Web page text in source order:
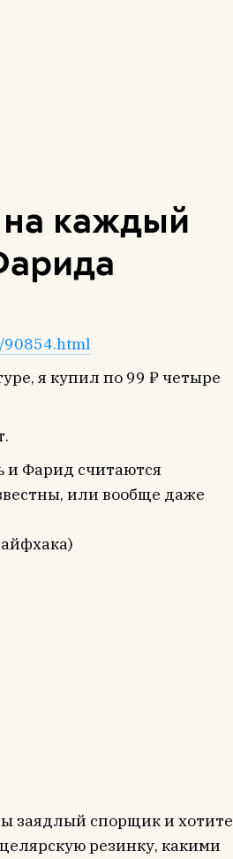
каждый
я купил по 99 ₽ четыре
и Фарид считаются
или вообще даже
заядлый спорщик и хотите
резинку, какими